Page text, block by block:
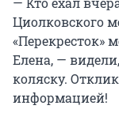
Циолковского
«Перекресток»
Елена, —
коляску.
информацией!